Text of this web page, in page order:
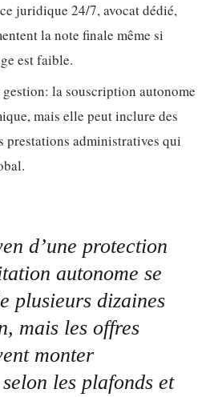
juridique 24/7, avocat dédié,
la note finale même si
est faible.
la souscription autonome
mais elle peut inclure des
prestations administratives qui
d’une protection
autonome se
plusieurs dizaines
mais les offres
monter
les plafonds et